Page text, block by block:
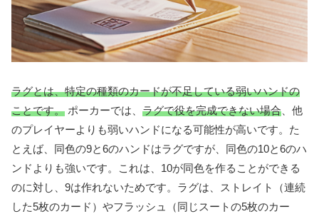
ラグとは、特定の種類のカードが不足している弱いハンドの
ことです。 ポーカーでは、 ラグで役を完成できない場合 、他
のプレイヤーよりも弱いハンドになる可能性が高いです。た
とえば、同色の9と6のハンドはラグですが、同色の10と6のハ
ンドよりも強いです。これは、10が同色を作ることができる
のに対し、9は作れないためです。ラグは、ストレイト（連続
した5枚のカード）やフラッシュ（同じスートの5枚のカー